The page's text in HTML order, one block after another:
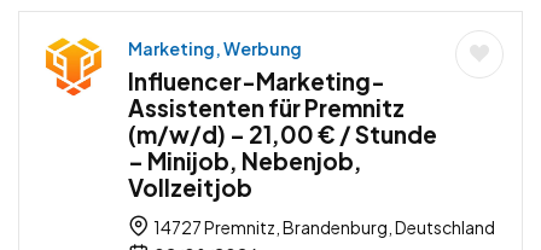
Marketing, Werbung
Influencer-Marketing-
Assistenten für Premnitz
(m/w/d) – 21,00 € / Stunde
– Minijob, Nebenjob,
Vollzeitjob
14727 Premnitz, Brandenburg, Deutschland